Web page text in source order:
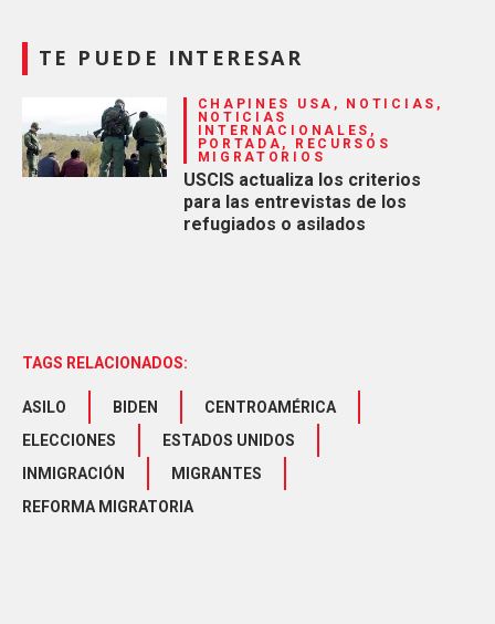
TE PUEDE INTERESAR
CHAPINES USA, NOTICIAS,
NOTICIAS
INTERNACIONALES,
PORTADA, RECURSOS
MIGRATORIOS
USCIS actualiza los criterios
para las entrevistas de los
refugiados o asilados
TAGS RELACIONADOS:
ASILO BIDEN
CENTROAMÉRICA
ELECCIONES
ESTADOS UNIDOS
INMIGRACIÓN
MIGRANTES
REFORMA MIGRATORIA